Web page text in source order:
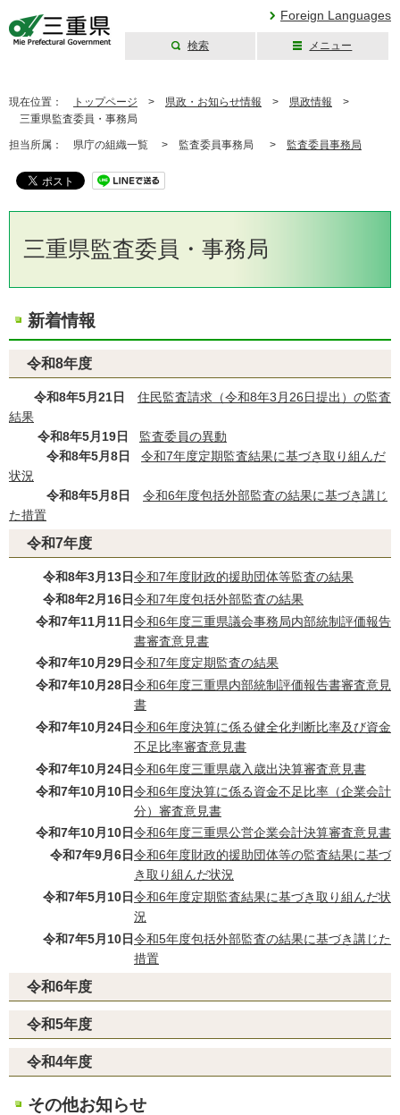
Foreign Languages
検索 メニュー
現在位置： トップページ > 県政・お知らせ情報 > 県政情報 >
三重県監査委員・事務局
担当所属： 県庁の組織一覧 > 監査委員事務局 > 監査委員事務局
三重県監査委員・事務局
新着情報
令和8年度
令和8年5月21日
住民監査請求（令和8年3月26日提出）の監査
結果
令和8年5月19日
監査委員の異動
令和8年5月8日
令和7年度定期監査結果に基づき取り組んだ
状況
令和8年5月8日
令和6年度包括外部監査の結果に基づき講じ
た措置
令和7年度
令和8年3月13日令和7年度財政的援助団体等監査の結果
令和8年2月16日令和7年度包括外部監査の結果
令和7年11月11日令和6年度三重県議会事務局内部統制評価報告
書審査意見書
令和7年10月29日令和7年度定期監査の結果
令和7年10月28日令和6年度三重県内部統制評価報告書審査意見
書
令和7年10月24日令和6年度決算に係る健全化判断比率及び資金
不足比率審査意見書
令和7年10月24日令和6年度三重県歳入歳出決算審査意見書
令和7年10月10日令和6年度決算に係る資金不足比率（企業会計
分）審査意見書
令和7年10月10日令和6年度三重県公営企業会計決算審査意見書
令和7年9月6日令和6年度財政的援助団体等の監査結果に基づ
き取り組んだ状況
令和7年5月10日令和6年度定期監査結果に基づき取り組んだ状
況
令和7年5月10日令和5年度包括外部監査の結果に基づき講じた
措置
令和6年度
令和5年度
令和4年度
その他お知らせ